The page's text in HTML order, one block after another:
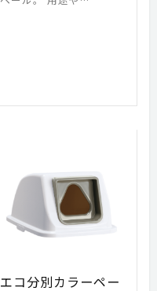
エコ分別カラーペー